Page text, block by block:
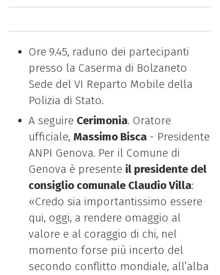
Ore 9.45, raduno dei partecipanti
presso la Caserma di Bolzaneto
Sede del VI Reparto Mobile della
Polizia di Stato.
A seguire Cerimonia. Oratore
ufficiale, Massimo Bisca - Presidente
ANPI Genova. Per il Comune di
Genova è presente il presidente del
consiglio comunale Claudio Villa:
«Credo sia importantissimo essere
qui, oggi, a rendere omaggio al
valore e al coraggio di chi, nel
momento forse più incerto del
secondo conflitto mondiale, all’alba